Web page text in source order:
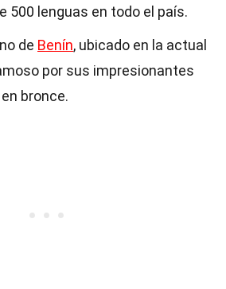
500 lenguas en todo el país.
de Benín, ubicado en la actual
por sus impresionantes
bronce.